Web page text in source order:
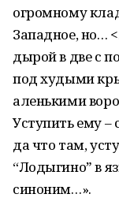
огромному
Западное, но…
дырой в две с
под худыми
аленькими
Уступить ему –
да что там,
“Лодыгиноˮ в
синоним…».